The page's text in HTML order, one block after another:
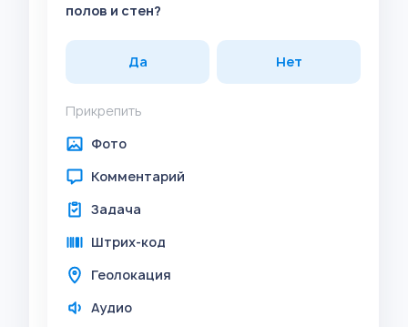
полов и стен?
Да Нет
Прикрепить
Фото
Комментарий
Задача
Штрих-код
Геолокация
Аудио